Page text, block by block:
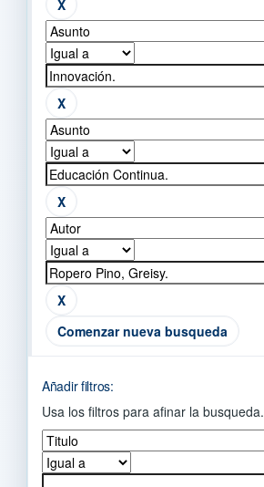
Comenzar nueva busqueda
Añadir filtros:
Usa los filtros para afinar la busqueda.